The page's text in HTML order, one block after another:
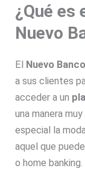
¿Qué es
Nuevo
El Nuevo
a sus clientes
acceder a un
una manera
especial la
aquel que
o home